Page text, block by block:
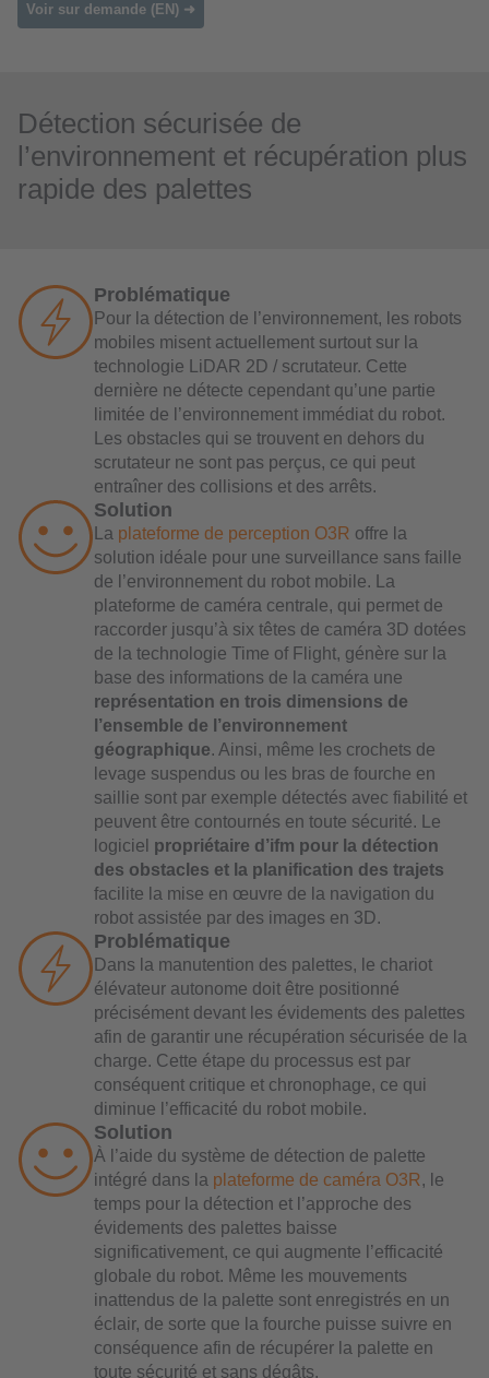
Voir sur demande (EN) ➜
Détection sécurisée de
l’environnement et récupération plus
rapide des palettes
Problématique
Pour la détection de l’environnement, les robots
mobiles misent actuellement surtout sur la
technologie LiDAR 2D / scrutateur. Cette
dernière ne détecte cependant qu’une partie
limitée de l’environnement immédiat du robot.
Les obstacles qui se trouvent en dehors du
scrutateur ne sont pas perçus, ce qui peut
entraîner des collisions et des arrêts.
Solution
La plateforme de perception O3R offre la
solution idéale pour une surveillance sans faille
de l’environnement du robot mobile. La
plateforme de caméra centrale, qui permet de
raccorder jusqu’à six têtes de caméra 3D dotées
de la technologie Time of Flight, génère sur la
base des informations de la caméra une
représentation en trois dimensions de
l’ensemble de l’environnement
géographique. Ainsi, même les crochets de
levage suspendus ou les bras de fourche en
saillie sont par exemple détectés avec fiabilité et
peuvent être contournés en toute sécurité. Le
logiciel propriétaire d’ifm pour la détection
des obstacles et la planification des trajets
facilite la mise en œuvre de la navigation du
robot assistée par des images en 3D.
Problématique
Dans la manutention des palettes, le chariot
élévateur autonome doit être positionné
précisément devant les évidements des palettes
afin de garantir une récupération sécurisée de la
charge. Cette étape du processus est par
conséquent critique et chronophage, ce qui
diminue l’efficacité du robot mobile.
Solution
À l’aide du système de détection de palette
intégré dans la plateforme de caméra O3R, le
temps pour la détection et l’approche des
évidements des palettes baisse
significativement, ce qui augmente l’efficacité
globale du robot. Même les mouvements
inattendus de la palette sont enregistrés en un
éclair, de sorte que la fourche puisse suivre en
conséquence afin de récupérer la palette en
toute sécurité et sans dégâts.